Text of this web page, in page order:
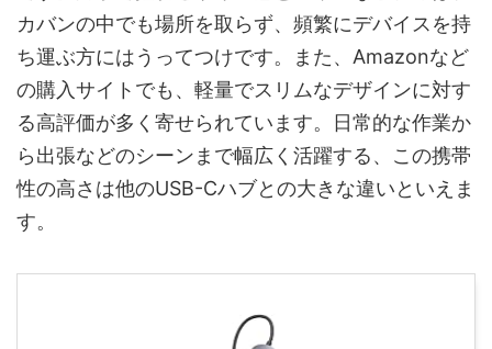
カバンの中でも場所を取らず、頻繁にデバイスを持
ち運ぶ方にはうってつけです。また、Amazonなど
の購入サイトでも、軽量でスリムなデザインに対す
る高評価が多く寄せられています。日常的な作業か
ら出張などのシーンまで幅広く活躍する、この携帯
性の高さは他のUSB-Cハブとの大きな違いといえま
す。